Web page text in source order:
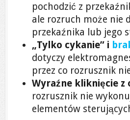
pochodzić z
ale rozruch może nie
przekaźnika lub jego
„Tylko cykanie” i
dotyczy
przez co rozrusznik
Wyraźne kliknięcie z
rozrusznik nie
elementów